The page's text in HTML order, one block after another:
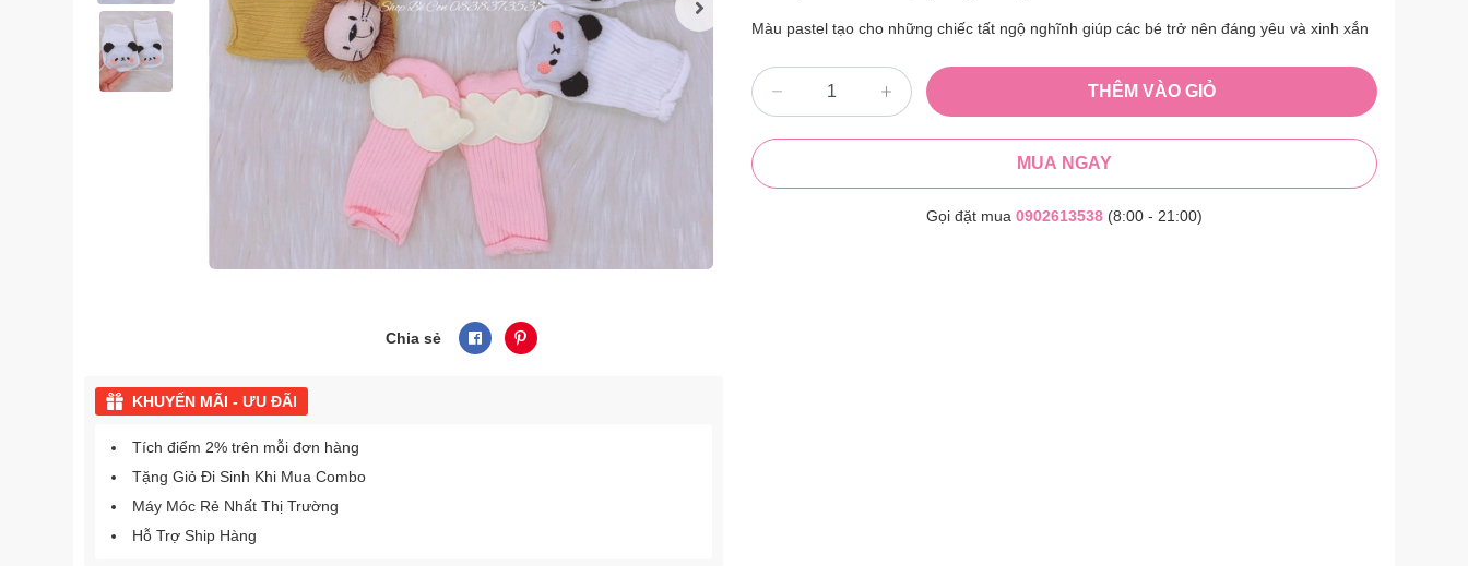
Chia sẻ
KHUYẾN MÃI - ƯU ĐÃI
Tích điểm 2% trên mỗi đơn hàng
Tặng Giỏ Đi Sinh Khi Mua Combo
Máy Móc Rẻ Nhất Thị Trường
Hỗ Trợ Ship Hàng
Màu pastel tạo cho những chiếc tất ngộ nghĩnh giúp các bé trở nên đáng yêu và xinh xắn
THÊM VÀO GIỎ
MUA NGAY
Gọi đặt mua 0902613538 (8:00 - 21:00)